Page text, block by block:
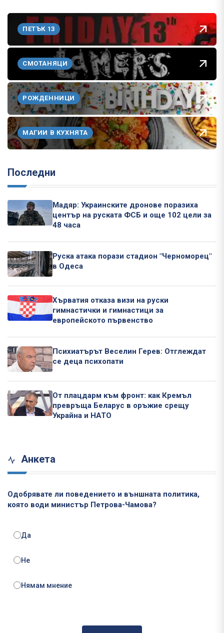
ПЕТЪК 13
СМОТАНЯЦИ
РОЖДЕННИЦИ
МАГИИ В КУХНЯТА
Последни
Мадяр: Украинските дронове поразиха
център на руската ФСБ и още 102 цели за
48 часа
Руска атака порази стадион "Черноморец"
в Одеса
Хърватия отказа визи на руски
гимнастички и гимнастици за
европейското първенство
Психиатърът Веселин Герев: Отглеждат
се деца психопати
От плацдарм към фронт: как Кремъл
превръща Беларус в оръжие срещу
Украйна и НАТО
Анкета
Одобрявате ли поведението и външната политика,
която води министър Петрова-Чамова?
Да
Не
Нямам мнение